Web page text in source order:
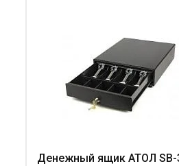
Денежный ящик АТОЛ SB-